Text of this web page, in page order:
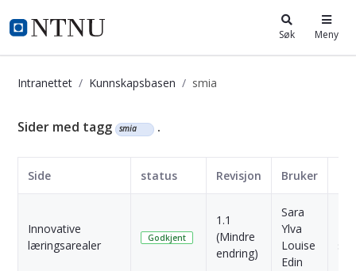
i.ntnu.no Søk Meny
Intranettet Kunnskapsbasen smia
Kunnskapsbasen
Sider med tagg smia .
Side status Revisjon Bruker
Innovative
læringsarealer
Godkjent
1.1
(Mindre
endring)
Sara
Ylva
Louise
Edin